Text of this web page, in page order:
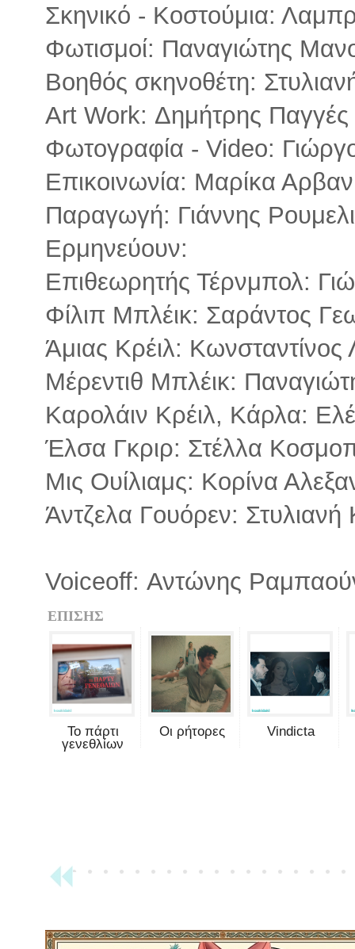
Σκηνικό - Κοστούμια:
Φωτισμοί: Παναγιώτης
Βοηθός σκηνοθέτη:
Art Work: Δημήτρης Παγγές
Φωτογραφία - Video:
Επικοινωνία: Μαρίκα
Παραγωγή: Γιάννης
Ερμηνεύουν:
Επιθεωρητής Τέρνμπολ:
Φίλιπ Μπλέικ: Σαράντος
Άμιας Κρέιλ: Κωνσταντίνος
Μέρεντιθ Μπλέικ:
Καρολάιν Κρέιλ, Κάρλα:
Έλσα Γκριρ: Στέλλα
Μις Ουίλιαμς: Κορίνα
Άντζελα Γουόρεν: Στυλιανή
Voiceoff: Αντώνης
ΕΠΙΣΗΣ
Το πάρτι
γενεθλίων
Οι ρήτορες Vindicta